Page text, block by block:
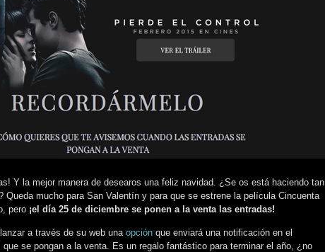
Y la mejor manera de desearos una feliz navidad. ¿Se os está haciendo tan
Queda mucho para San Valentín y para que se estrene la película Cincuenta
pero ¡el día 25 de diciembre se ponen a la venta las entradas!
a través de su web unaopción que enviará una notificación en el
se pongan a la venta. Es un regalo fantástico para terminar el año, ¿no